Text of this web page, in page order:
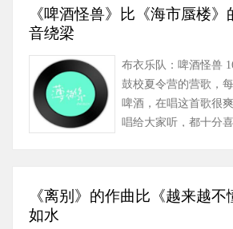
《啤酒怪兽》比《海市蜃楼
音绕梁
布衣乐队：啤酒怪兽
鼓校夏令营的营歌，
啤酒，在唱这首歌很
唱给大家听，都十分
《离别》的作曲比《越来越
如水